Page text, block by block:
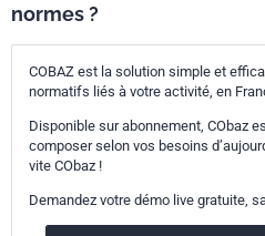
normes ?
COBAZ est la solution simple et
normatifs liés à votre activité, en
Disponible sur abonnement, CObaz
composer selon vos besoins
vite CObaz !
Demandez votre démo live gratuite,